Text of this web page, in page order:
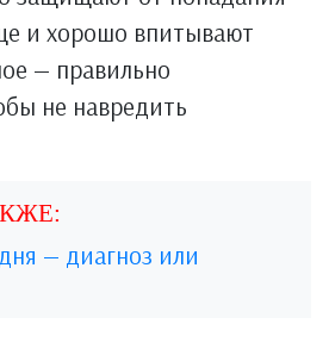
и хорошо впитывают
— правильно
не навредить
— диагноз или